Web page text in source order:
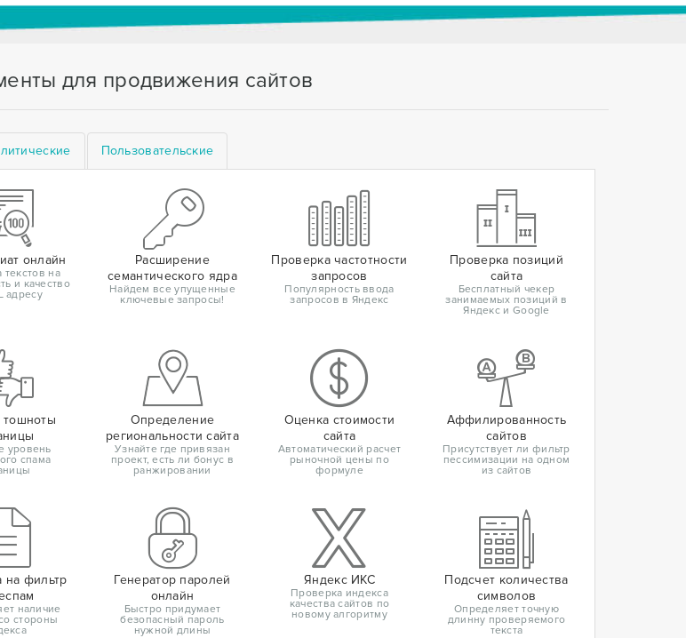
для продвижения сайтов
Пользовательские
онлайн
на
и качество
адресу
Расширение
семантического ядра
Найдем все упущенные
ключевые запросы!
Проверка частотности
запросов
Популярность ввода
запросов в Яндекс
Проверка позиций
сайта
Бесплатный чекер
занимаемых позиций в
Яндекс и Google
уровень
спама
Определение
региональности сайта
Узнайте где привязан
проект, есть ли бонус в
ранжировании
Оценка стоимости
сайта
Автоматический расчет
рыночной цены по
формуле
Аффилированность
сайтов
Присутствует ли фильтр
пессимизации на одном
из сайтов
на фильтр
наличие
стороны
Генератор паролей
онлайн
Быстро придумает
безопасный пароль
нужной длины
Яндекс ИКС
Проверка индекса
качества сайтов по
новому алгоритму
Подсчет количества
символов
Определяет точную
длинну проверяемого
текста